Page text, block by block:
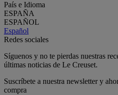
País e Idioma
ESPAÑA
ESPAÑOL
Español
Redes sociales
Síguenos y no te pierdas nuestras
últimas noticias de Le Creuset.
Suscríbete a nuestra newsletter y
compra